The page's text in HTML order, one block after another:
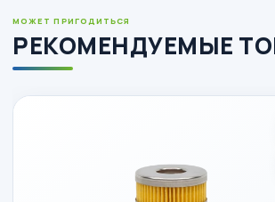
МОЖЕТ ПРИГОДИТЬСЯ
РЕКОМЕНДУЕМЫЕ